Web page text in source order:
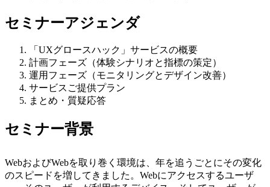
セミナーアジェンダ
「UXグロースハック」サービスの概要
計画フェーズ（体験シナリオと指標の策定）
運用フェーズ（モニタリングとデザイン改善）
サービスご提供プラン
まとめ・質疑応答
セミナー背景
WebおよびWebを取り巻く環境は、年を追うごとにその変化
のスピードを増してきました。Webにアクセスするユーザ